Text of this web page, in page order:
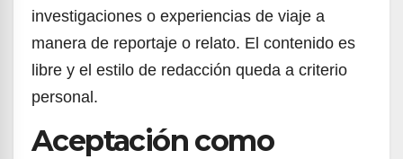
investigaciones o experiencias de viaje a
manera de reportaje o relato. El contenido es
libre y el estilo de redacción queda a criterio
personal.
Aceptación como